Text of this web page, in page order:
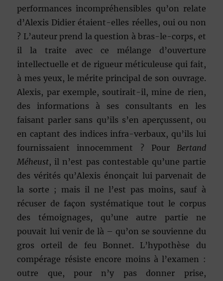
performances incompréhensibles qu’on relate
d’Alexis Didier étaient-elles réelles, oui ou non
? L’auteur prend la question à bras-le-corps, et
il la traite avec ce mélange d’ouverture
intellectuelle et de rigueur méticuleuse qui fait,
à mes yeux, le mérite principal de son ouvrage.
Alexis, par exemple, soutirait-il, mine de rien,
des informations à ses consultants en les
faisant parler sans qu’ils s’en aperçussent, ou
en captant des indices infra-verbaux, qu’ils lui
fournissaient innocemment ? Pour Bertand
Méheust, il n’est pas contestable qu’une partie
des vérités qu’Alexis énonçait lui parvenait de
la sorte ; mais il ne l’est pas moins, sauf à
récuser de façon systématique tout le corpus
des témoignages, qu’une autre partie ne
pouvait lui venir de là – qu’on se souvienne du
gros orteil de feu Bonnet. L’hypothèse du
compérage résiste encore moins à l’examen :
outre que, pour n’y pas donner prise,